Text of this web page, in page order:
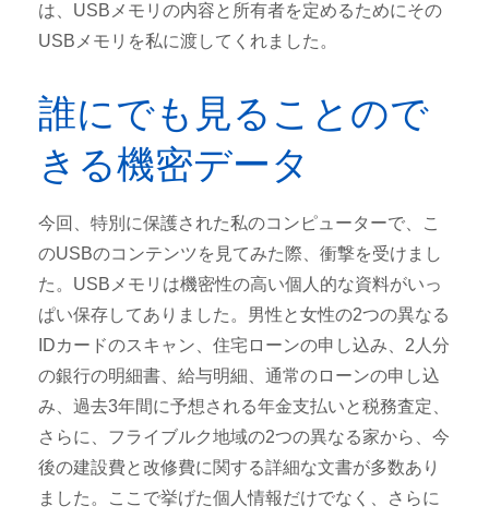
は、USBメモリの内容と所有者を定めるためにその
USBメモリを私に渡してくれました。
誰にでも見ることので
きる機密データ
今回、特別に保護された私のコンピューターで、こ
のUSBのコンテンツを見てみた際、衝撃を受けまし
た。USBメモリは機密性の高い個人的な資料がいっ
ぱい保存してありました。男性と女性の2つの異なる
IDカードのスキャン、住宅ローンの申し込み、2人分
の銀行の明細書、給与明細、通常のローンの申し込
み、過去3年間に予想される年金支払いと税務査定、
さらに、フライブルク地域の2つの異なる家から、今
後の建設費と改修費に関する詳細な文書が多数あり
ました。ここで挙げた個人情報だけでなく、さらに